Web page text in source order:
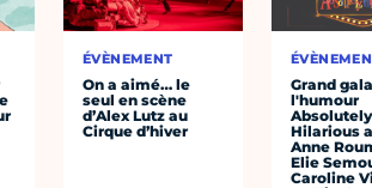
ÉVÈNEMENT
On a aimé… le
seul en scène
d’Alex Lutz au
Cirque d’hiver
Grand
l'humour
Absolutely
Hilarious
Anne
Elie
Caroline